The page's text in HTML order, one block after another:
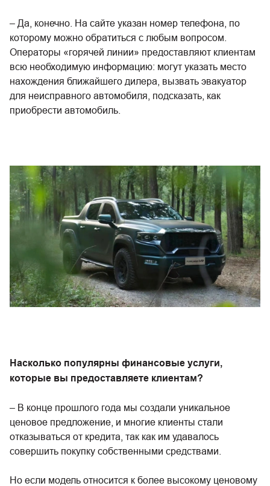
– Да, конечно. На сайте указан номер телефона, по
которому можно обратиться с любым вопросом.
Операторы «горячей линии» предоставляют клиентам
всю необходимую информацию: могут указать место
нахождения ближайшего дилера, вызвать эвакуатор
для неисправного автомобиля, подсказать, как
приобрести автомобиль.
Насколько популярны финансовые услуги,
которые вы предоставляете клиентам?
– В конце прошлого года мы создали уникальное
ценовое предложение, и многие клиенты стали
отказываться от кредита, так как им удавалось
совершить покупку собственными средствами.
Но если модель относится к более высокому ценовому